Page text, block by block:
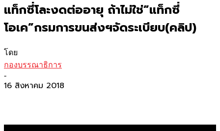
แท็กซี่โละงดต่ออายุ ถ้าไม่ใช่”แท็กซี่
โอเค”กรมการขนส่งฯจัดระเบียบ(คลิป)
โดย
กองบรรณาธิการ
-
16 สิงหาคม 2018